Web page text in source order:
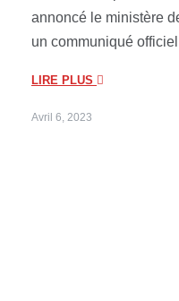
annoncé le ministère
un communiqué
LIRE PLUS
Avril 6, 2023